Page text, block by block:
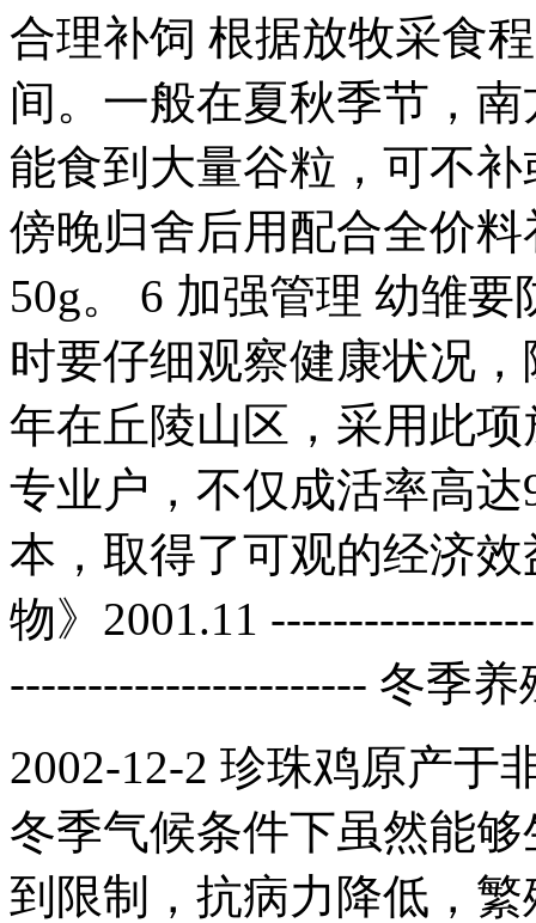
合理补饲 根据放牧采食
间。一般在夏秋季节，
能食到大量谷粒，可不
傍晚归舍后用配合全价
50g。 6 加强管理 幼雏
时要仔细观察健康状况
年在丘陵山区，采用此
专业户，不仅成活率高
本，取得了可观的经济
物》2001.11
----------------------- 冬季
2002-12-2 珍珠鸡原产于
冬季气候条件下虽然能
到限制，抗病力降低，